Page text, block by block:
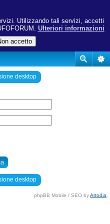
Utilizzando tali servizi, accetti
Ulteriori informazioni
desktop
desktop
phpBB Mobile / SEO byArtodia